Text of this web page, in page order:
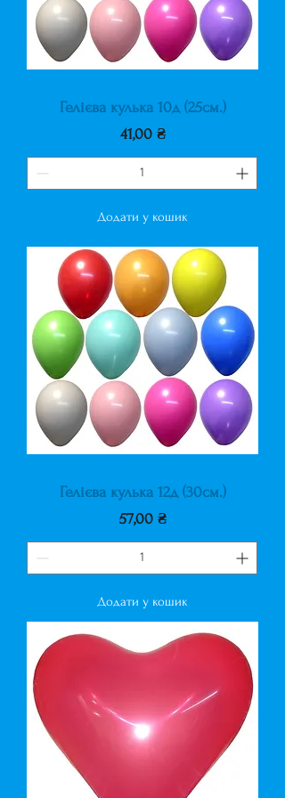
Гелієва кулька 10д (25см.)
Ціна
41,00 ₴
Додати у кошик
Гелієва кулька 12д (30см.)
Ціна
57,00 ₴
Додати у кошик